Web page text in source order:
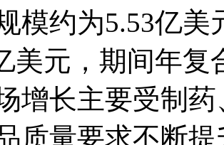
模约为5.53亿美
美元，期间年复
增长主要受制
质量要求不断